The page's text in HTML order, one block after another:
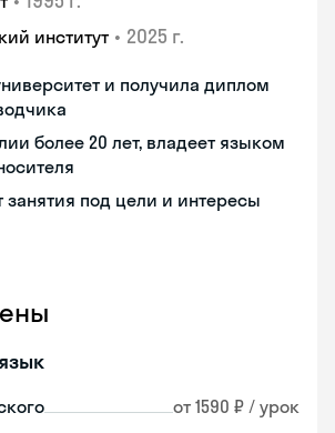
институт • 2025 г.
и получила диплом
более 20 лет, владеет языком
занятия под цели и интересы
от 1590 ₽ / урок